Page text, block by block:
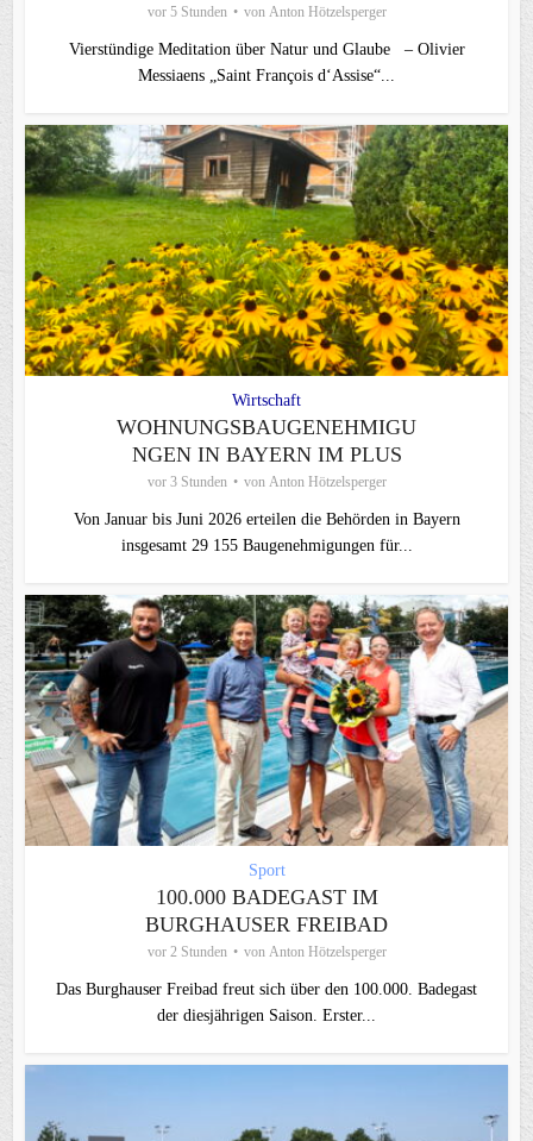
vor 5 Stunden von Anton Hötzelsperger
Vierstündige Meditation über Natur und Glaube – Olivier
Messiaens „Saint François d‘Assise“...
Wirtschaft
WOHNUNGSBAUGENEHMIGU
NGEN IN BAYERN IM PLUS
vor 3 Stunden von Anton Hötzelsperger
Von Januar bis Juni 2026 erteilen die Behörden in Bayern
insgesamt 29 155 Baugenehmigungen für...
Sport
100.000 BADEGAST IM
BURGHAUSER FREIBAD
vor 2 Stunden von Anton Hötzelsperger
Das Burghauser Freibad freut sich über den 100.000. Badegast
der diesjährigen Saison. Erster...